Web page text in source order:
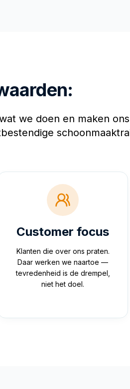
we doen en maken
Customer focus
Klanten die over ons praten.
Daar werken we naartoe —
tevredenheid is de drempel,
niet het doel.